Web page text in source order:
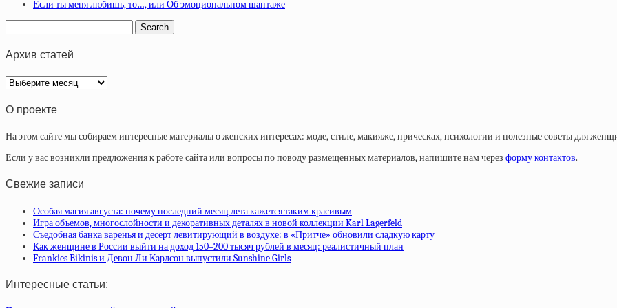
Если ты меня любишь, то…, или Об эмоциональном шантаже
Архив статей
Архив
статей
О проекте
На этом сайте мы собираем интересные материалы о женских интересах: моде, стиле, макияже, прическах, психологии и полезные советы для
Если у вас возникли предложения к работе сайта или вопросы по поводу размещенных материалов, напишите нам через форму контактов.
Свежие записи
Особая магия августа: почему последний месяц лета кажется таким красивым
Игра объемов, многослойности и декоративных деталях в новой коллекции Karl Lagerfeld
Съедобная банка варенья и десерт левитирующий в воздухе: в «Притче» обновили сладкую карту
Как женщине в России выйти на доход 150–200 тысяч рублей в месяц: реалистичный план
Frankies Bikinis и Девон Ли Карлсон выпустили Sunshine Girls
Интересные статьи: